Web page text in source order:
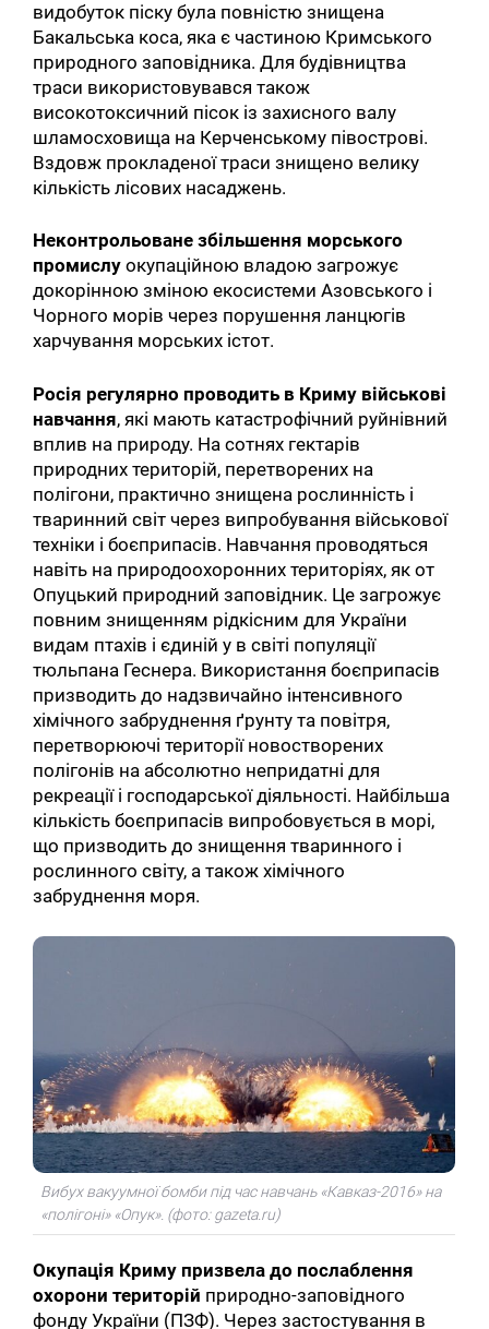
видобуток піску була повністю знищена
Бакальська коса, яка є частиною Кримського
природного заповідника. Для будівництва
траси використовувався також
високотоксичний пісок із захисного валу
шламосховища на Керченському півострові.
Вздовж прокладеної траси знищено велику
кількість лісових насаджень.
Неконтрольоване збільшення морського
промислу окупаційною владою загрожує
докорінною зміною екосистеми Азовського і
Чорного морів через порушення ланцюгів
харчування морських істот.
Росія регулярно проводить в Криму військові
навчання, які мають катастрофічний руйнівний
вплив на природу. На сотнях гектарів
природних територій, перетворених на
полігони, практично знищена рослинність і
тваринний світ через випробування військової
техніки і боєприпасів. Навчання проводяться
навіть на природоохоронних територіях, як от
Опуцький природний заповідник. Це загрожує
повним знищенням рідкісним для України
видам птахів і єдиній у в світі популяції
тюльпана Геснера. Використання боєприпасів
призводить до надзвичайно інтенсивного
хімічного забруднення ґрунту та повітря,
перетворюючі території новостворених
полігонів на абсолютно непридатні для
рекреації і господарської діяльності. Найбільша
кількість боєприпасів випробовується в морі,
що призводить до знищення тваринного і
рослинного світу, а також хімічного
забруднення моря.
Вибух вакуумної бомби під час навчань «Кавказ-2016» на
«полігоні» «Опук». (фото: gazeta.ru)
Окупація Криму призвела до послаблення
охорони територій природно-заповідного
фонду України (ПЗФ). Через застостування в